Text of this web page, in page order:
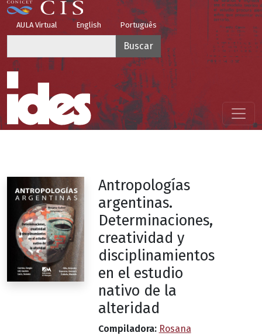
Pasar al contenido principal
Top Menu
AULA Virtual English Português
Menú principal
Antropologías
argentinas.
Determinaciones,
creatividad y
disciplinamientos
en el estudio
nativo de la
alteridad
Compiladora: Rosana